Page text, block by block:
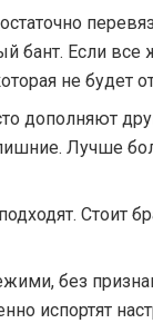
Если все
не будет
дополняют
Лучше
Стоит
без
испортят